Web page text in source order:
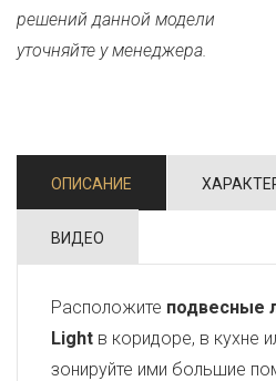
решений данной модели
уточняйте у менеджера.
ОПИСАНИЕ
ВИДЕО
Расположите подвесные
Light в коридоре, в кухне
зонируйте ими большие